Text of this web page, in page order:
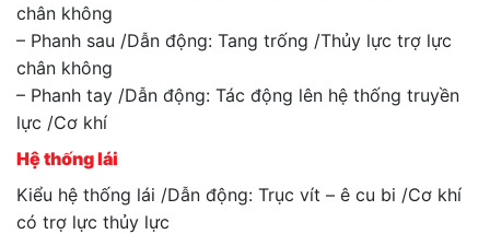
chân không
– Phanh sau /Dẫn động: Tang trống /Thủy lực trợ lực
chân không
– Phanh tay /Dẫn động: Tác động lên hệ thống truyền
lực /Cơ khí
Hệ thống lái
Kiểu hệ thống lái /Dẫn động: Trục vít – ê cu bi /Cơ khí
có trợ lực thủy lực